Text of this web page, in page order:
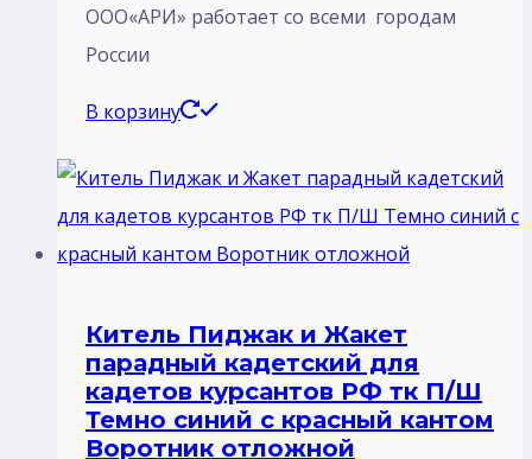
ООО«АРИ» работает со всеми городам
России
В корзину
Китель Пиджак и Жакет
парадный кадетский для
кадетов курсантов РФ тк П/Ш
Темно синий с красный кантом
Воротник отложной